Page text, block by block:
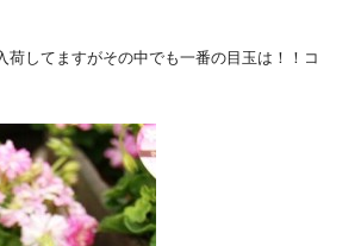
荷してますがその中でも一番の目玉は！！コ